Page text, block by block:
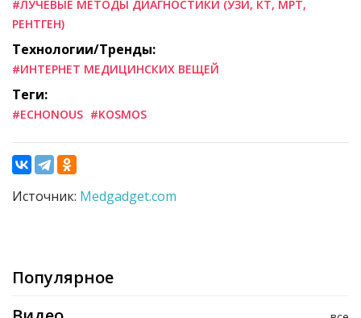
#ЛУЧЕВЫЕ МЕТОДЫ ДИАГНОСТИКИ (УЗИ, КТ, МРТ,
РЕНТГЕН)
Технологии/Тренды:
#ИНТЕРНЕТ МЕДИЦИНСКИХ ВЕЩЕЙ
Теги:
#ECHONOUS #KOSMOS
Источник: Medgadget.com
Популярное